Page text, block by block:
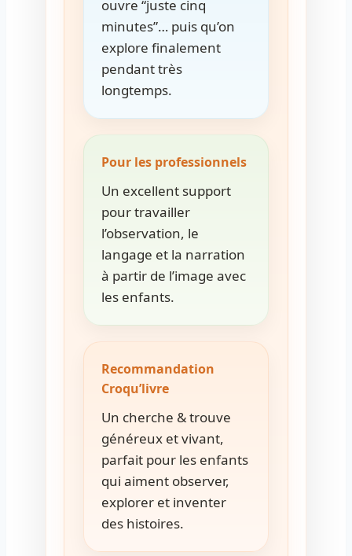
ouvre “juste cinq
minutes”… puis qu’on
explore finalement
pendant très
longtemps.
Pour les professionnels
Un excellent support
pour travailler
l’observation, le
langage et la narration
à partir de l’image avec
les enfants.
Recommandation
Croqu’livre
Un cherche & trouve
généreux et vivant,
parfait pour les enfants
qui aiment observer,
explorer et inventer
des histoires.